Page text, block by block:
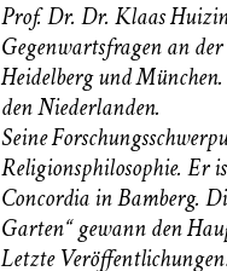
Prof. Dr. Dr. Klaas
Gegenwartsfragen an
Heidelberg und
den Niederlanden.
Seine
Religionsphilosophie. Er
Concordia in Bamberg.
Garten“ gewann den
Letzte